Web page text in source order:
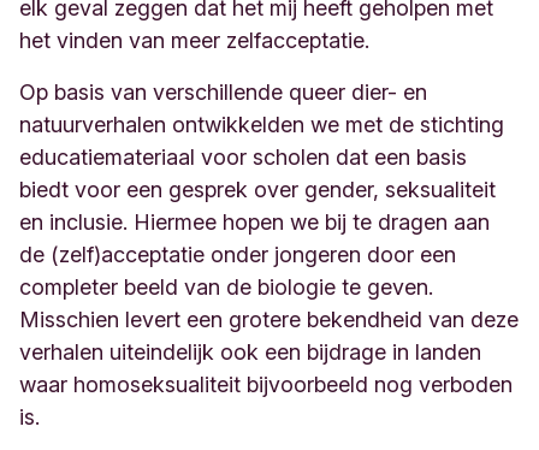
elk geval zeggen dat het mij heeft geholpen met
het vinden van meer zelfacceptatie.
Op basis van verschillende queer dier- en
natuurverhalen ontwikkelden we met de stichting
educatiemateriaal voor scholen dat een basis
biedt voor een gesprek over gender, seksualiteit
en inclusie. Hiermee hopen we bij te dragen aan
de (zelf)acceptatie onder jongeren door een
completer beeld van de biologie te geven.
Misschien levert een grotere bekendheid van deze
verhalen uiteindelijk ook een bijdrage in landen
waar homoseksualiteit bijvoorbeeld nog verboden
is.